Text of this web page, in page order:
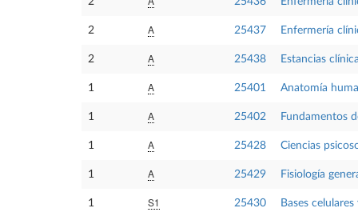
2 A 25437 Enfermería
2 A 25438 Estancias
1 A 25401 Anatomía
1 A 25402 Fundamentos
1 A 25428 Ciencias
1 A 25429 Fisiología
1 S1 25430 Bases